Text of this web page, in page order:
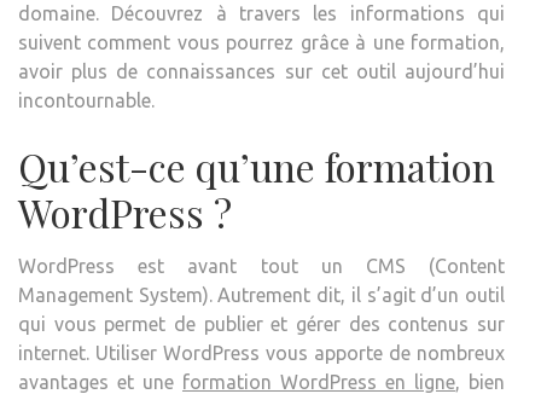
domaine. Découvrez à travers les informations qui
suivent comment vous pourrez grâce à une formation,
avoir plus de connaissances sur cet outil aujourd’hui
incontournable.
Qu’est-ce qu’une formation
WordPress ?
WordPress est avant tout un CMS (Content
Management System). Autrement dit, il s’agit d’un outil
qui vous permet de publier et gérer des contenus sur
internet. Utiliser WordPress vous apporte de nombreux
avantages et une formation WordPress en ligne, bien